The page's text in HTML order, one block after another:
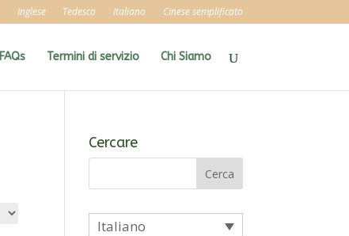
Inglese Tedesco Italiano Cinese semplificato
FAQs Termini di servizio Chi Siamo
Cercare
Italiano